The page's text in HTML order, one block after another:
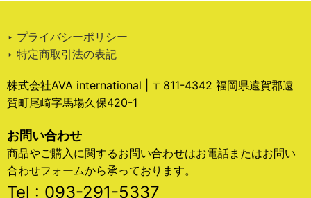
‣ プライバシーポリシー
‣ 特定商取引法の表記
株式会社AVA international | 〒811-4342 福岡県遠賀郡遠
賀町尾崎字馬場久保420-1
お問い合わせ
商品やご購入に関するお問い合わせはお電話またはお問い
合わせフォームから承っております。
Tel : 093-291-5337